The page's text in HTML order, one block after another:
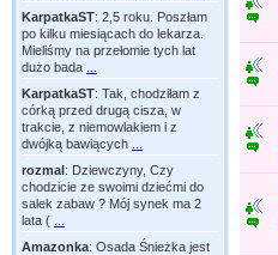
KarpatkaST: 2,5 roku. Poszłam
po kilku miesiącach do lekarza.
Mieliśmy na przełomie tych lat
dużo bada
KarpatkaST: Tak, chodziłam z
córką przed drugą cisza, w
trakcie, z niemowlakiem i z
dwójką bawiących
rozmal: Dziewczyny, Czy
chodzicie ze swoimi dziećmi do
salek zabaw ? Mój synek ma 2
lata (
Amazonka: Osada Śnieżka jest